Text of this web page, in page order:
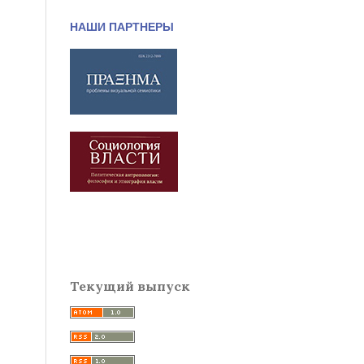
НАШИ ПАРТНЕРЫ
Текущий выпуск